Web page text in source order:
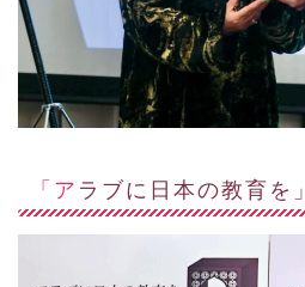
「アラブに日本の教育を」